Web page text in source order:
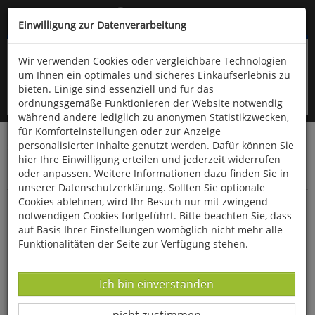
Kompletten Head der Seite überspringen
oder (06766) 9323-960
Startseite Bücher
Limpert Verlag
Kindergarten, Schule- und Vereinssport
Turnen, Tanzen, Akrobatik
Tanzen mit Grundschulkinder
Einwilligung zur Datenverarbeitung
Wir verwenden Cookies oder vergleichbare Technologien
um Ihnen ein optimales und sicheres Einkaufserlebnis zu
bieten. Einige sind essenziell und für das
ordnungsgemäße Funktionieren der Website notwendig
während andere lediglich zu anonymen Statistikzwecken,
für Komforteinstellungen oder zur Anzeige
personalisierter Inhalte genutzt werden. Dafür können Sie
hier Ihre Einwilligung erteilen und jederzeit widerrufen
oder anpassen. Weitere Informationen dazu finden Sie in
unserer Datenschutzerklärung. Sollten Sie optionale
Cookies ablehnen, wird Ihr Besuch nur mit zwingend
notwendigen Cookies fortgeführt. Bitte beachten Sie, dass
auf Basis Ihrer Einstellungen womöglich nicht mehr alle
Funktionalitäten der Seite zur Verfügung stehen.
Datenverarbeitung -
Ich bin einverstanden